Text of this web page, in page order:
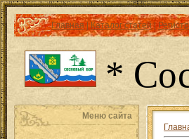
Главная|Каталог статей|
*
Меню сайта